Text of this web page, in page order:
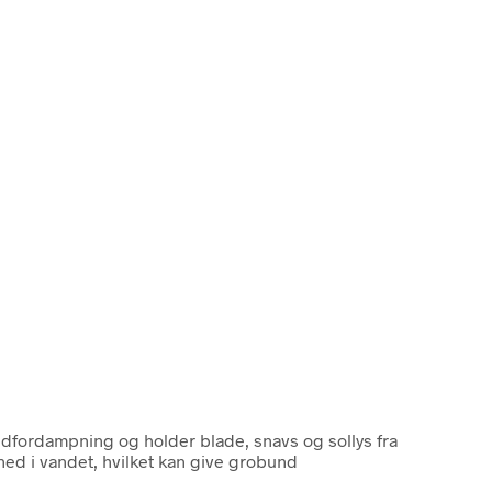
og holder blade, snavs og sollys fra
i vandet, hvilket kan give grobund